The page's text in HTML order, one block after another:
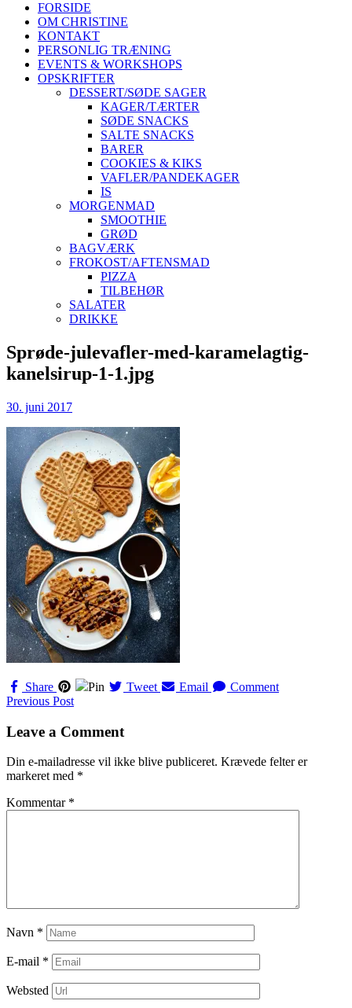
FORSIDE
OM CHRISTINE
KONTAKT
PERSONLIG TRÆNING
EVENTS & WORKSHOPS
OPSKRIFTER
DESSERT/SØDE SAGER
KAGER/TÆRTER
SØDE SNACKS
SALTE SNACKS
BARER
COOKIES & KIKS
VAFLER/PANDEKAGER
IS
MORGENMAD
SMOOTHIE
GRØD
BAGVÆRK
FROKOST/AFTENSMAD
PIZZA
TILBEHØR
SALATER
DRIKKE
Skip
to
content
Sprøde-julevafler-med-karamelagtig-
kanelsirup-1-1.jpg
30. juni 2017
Share Pin Tweet Email Comment
Navigation
til
Previous Post
Leave a Comment
Din e-mailadresse vil ikke blive publiceret. Krævede felter er
markeret med *
Kommentar *
Navn *
E-mail *
Websted